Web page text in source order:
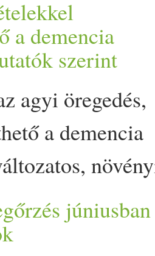
sem
étrendjét
first on Prove.
a demencia
szerint
agyi öregedés,
a demencia
a
júniusban